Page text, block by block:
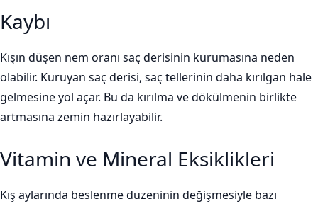
Kaybı
Kışın düşen nem oranı saç derisinin kurumasına neden
olabilir. Kuruyan saç derisi, saç tellerinin daha kırılgan hale
gelmesine yol açar. Bu da kırılma ve dökülmenin birlikte
artmasına zemin hazırlayabilir.
Vitamin ve Mineral Eksiklikleri
Kış aylarında beslenme düzeninin değişmesiyle bazı